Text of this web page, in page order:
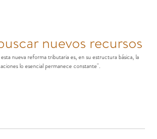
nuevos recursos
nueva reforma tributaria es, en su estructura básica, la
lo esencial permanece constante".